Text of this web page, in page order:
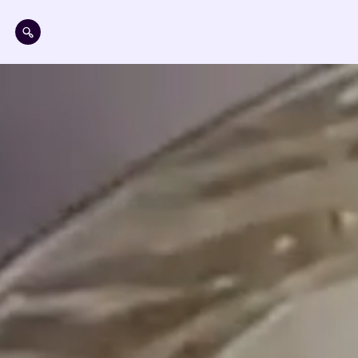
Aller au contenu principal